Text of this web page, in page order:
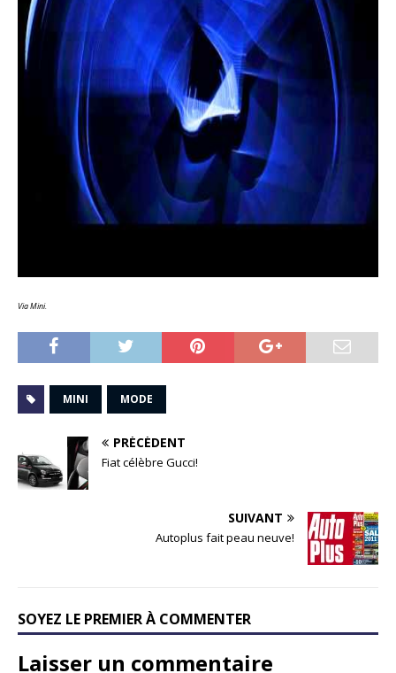
Via Mini.
MINI MODE
PRÉCÉDENT
Fiat célèbre Gucci!
SUIVANT
Autoplus fait peau neuve!
SOYEZ LE PREMIER À COMMENTER
Laisser un commentaire